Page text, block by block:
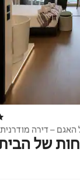
האגם – דירה מודרנית
של